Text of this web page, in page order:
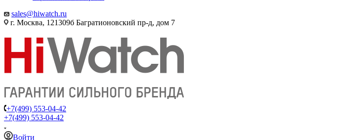
sales@hiwatch.ru
г. Москва, 121309б Багратионовский пр-д, дом 7
+7(499) 553-04-42
+7(499) 553-04-42
Войти